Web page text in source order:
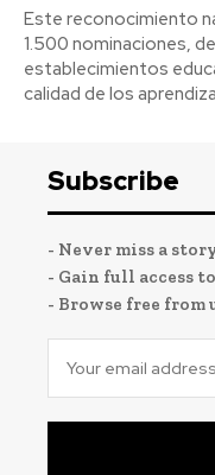
Este reconocimiento
1.500 nominaciones,
establecimientos
calidad de los
Subscribe
- Never miss a
- Gain full access
- Browse free from